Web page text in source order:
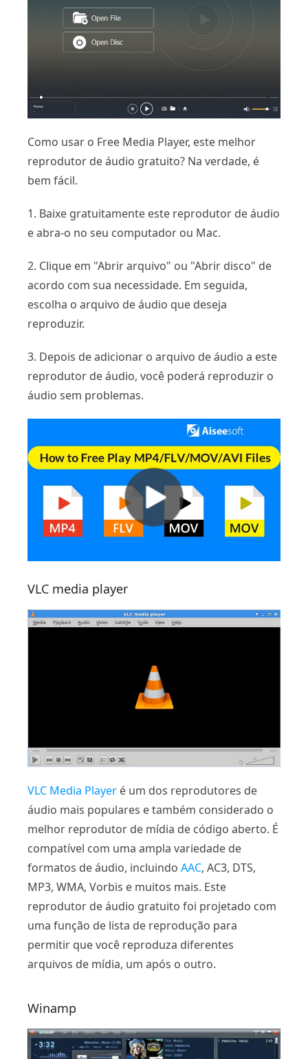
Como usar o Free Media Player, este melhor
reprodutor de áudio gratuito? Na verdade, é
bem fácil.
1. Baixe gratuitamente este reprodutor de áudio
e abra-o no seu computador ou Mac.
2. Clique em "Abrir arquivo" ou "Abrir disco" de
acordo com sua necessidade. Em seguida,
escolha o arquivo de áudio que deseja
reproduzir.
3. Depois de adicionar o arquivo de áudio a este
reprodutor de áudio, você poderá reproduzir o
áudio sem problemas.
VLC media player
VLC Media Player é um dos reprodutores de
áudio mais populares e também considerado o
melhor reprodutor de mídia de código aberto. É
compatível com uma ampla variedade de
formatos de áudio, incluindo AAC, AC3, DTS,
MP3, WMA, Vorbis e muitos mais. Este
reprodutor de áudio gratuito foi projetado com
uma função de lista de reprodução para
permitir que você reproduza diferentes
arquivos de mídia, um após o outro.
Winamp